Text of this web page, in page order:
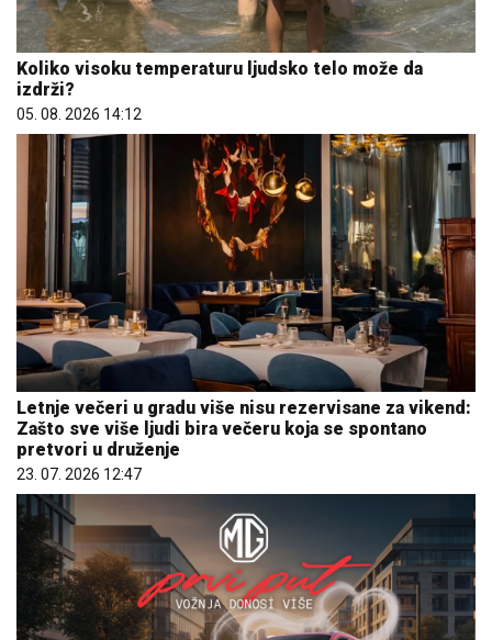
Koliko visoku temperaturu ljudsko telo može da
izdrži?
05. 08. 2026 14:12
Letnje večeri u gradu više nisu rezervisane za vikend:
Zašto sve više ljudi bira večeru koja se spontano
pretvori u druženje
23. 07. 2026 12:47